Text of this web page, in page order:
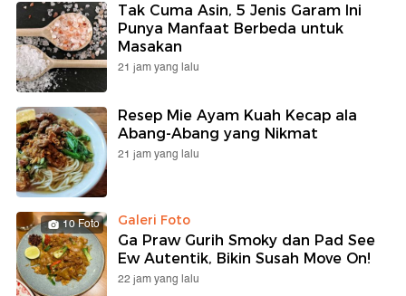
Tak Cuma Asin, 5 Jenis Garam Ini
Punya Manfaat Berbeda untuk
Masakan
21 jam yang lalu
Resep Mie Ayam Kuah Kecap ala
Abang-Abang yang Nikmat
21 jam yang lalu
10 Foto Galeri Foto
Ga Praw Gurih Smoky dan Pad See
Ew Autentik, Bikin Susah Move On!
22 jam yang lalu